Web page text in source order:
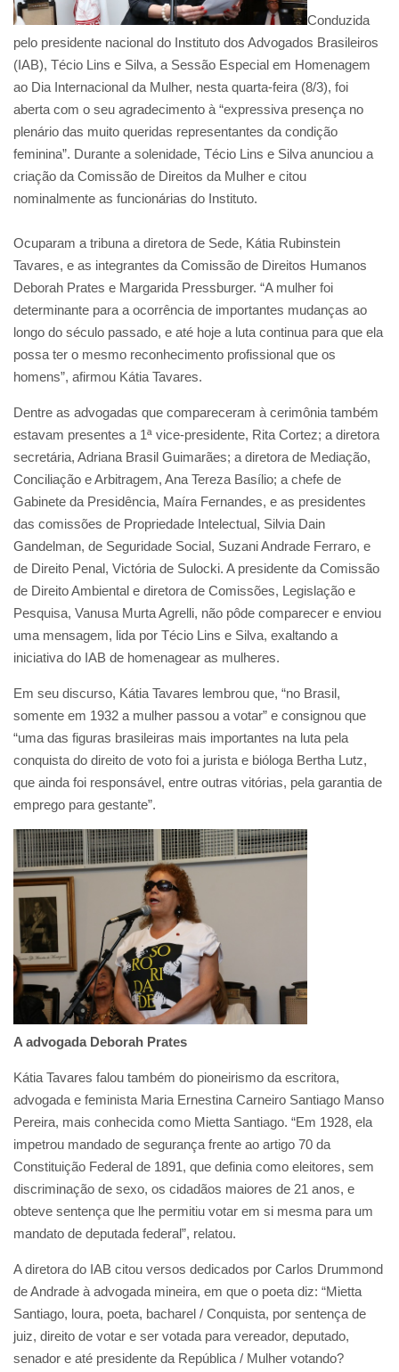
Conduzida
pelo presidente nacional do Instituto dos Advogados Brasileiros
(IAB), Técio Lins e Silva, a Sessão Especial em Homenagem
ao Dia Internacional da Mulher, nesta quarta-feira (8/3), foi
aberta com o seu agradecimento à “expressiva presença no
plenário das muito queridas representantes da condição
feminina”. Durante a solenidade, Técio Lins e Silva anunciou a
criação da Comissão de Direitos da Mulher e citou
nominalmente as funcionárias do Instituto.
Ocuparam a tribuna a diretora de Sede, Kátia Rubinstein
Tavares, e as integrantes da Comissão de Direitos Humanos
Deborah Prates e Margarida Pressburger. “A mulher foi
determinante para a ocorrência de importantes mudanças ao
longo do século passado, e até hoje a luta continua para que ela
possa ter o mesmo reconhecimento profissional que os
homens”, afirmou Kátia Tavares.
Dentre as advogadas que compareceram à cerimônia também
estavam presentes a 1ª vice-presidente, Rita Cortez; a diretora
secretária, Adriana Brasil Guimarães; a diretora de Mediação,
Conciliação e Arbitragem, Ana Tereza Basílio; a chefe de
Gabinete da Presidência, Maíra Fernandes, e as presidentes
das comissões de Propriedade Intelectual, Silvia Dain
Gandelman, de Seguridade Social, Suzani Andrade Ferraro, e
de Direito Penal, Victória de Sulocki. A presidente da Comissão
de Direito Ambiental e diretora de Comissões, Legislação e
Pesquisa, Vanusa Murta Agrelli, não pôde comparecer e enviou
uma mensagem, lida por Técio Lins e Silva, exaltando a
iniciativa do IAB de homenagear as mulheres.
Em seu discurso, Kátia Tavares lembrou que, “no Brasil,
somente em 1932 a mulher passou a votar” e consignou que
“uma das figuras brasileiras mais importantes na luta pela
conquista do direito de voto foi a jurista e bióloga Bertha Lutz,
que ainda foi responsável, entre outras vitórias, pela garantia de
emprego para gestante”.
A advogada Deborah Prates
Kátia Tavares falou também do pioneirismo da escritora,
advogada e feminista Maria Ernestina Carneiro Santiago Manso
Pereira, mais conhecida como Mietta Santiago. “Em 1928, ela
impetrou mandado de segurança frente ao artigo 70 da
Constituição Federal de 1891, que definia como eleitores, sem
discriminação de sexo, os cidadãos maiores de 21 anos, e
obteve sentença que lhe permitiu votar em si mesma para um
mandato de deputada federal”, relatou.
A diretora do IAB citou versos dedicados por Carlos Drummond
de Andrade à advogada mineira, em que o poeta diz: “Mietta
Santiago, loura, poeta, bacharel / Conquista, por sentença de
juiz, direito de votar e ser votada para vereador, deputado,
senador e até presidente da República / Mulher votando?